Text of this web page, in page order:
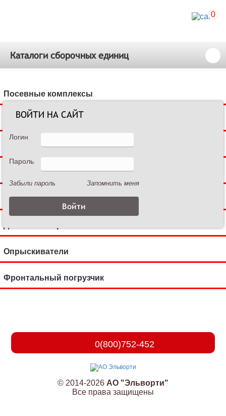
0
Каталоги сборочных единиц
Посевные комплексы
Сеялки зерновые
Сеялки пропашные
Культиваторы междурядные
Культиваторы сплошной обработки
Опрыскиватели
Фронтальный погрузчик
0(800)752-452
© 2014-2026 АО "Эльворти"
Все права защищены
ВОЙТИ НА САЙТ
Логин
Пароль
Забыли пароль Запомнить меня